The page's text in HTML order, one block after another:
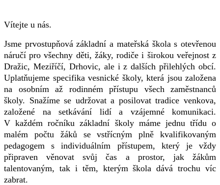
Vítejte u nás.
Jsme prvostupňová základní a mateřská škola s otevřenou
náručí pro všechny děti, žáky, rodiče i širokou veřejnost z
Dražic, Meziříčí, Drhovic, ale i z dalších přilehlých obcí.
Uplatňujeme specifika vesnické školy, která jsou založena
na osobním až rodinném přístupu všech zaměstnanců
školy. Snažíme se udržovat a posilovat tradice venkova,
založené na setkávání lidí a vzájemné komunikaci.
V každém ročníku základní školy máme jednu třídu o
malém počtu žáků se vstřícným plně kvalifikovaným
pedagogem s individuálním přístupem, který je vždy
připraven věnovat svůj čas a prostor, jak žákům
talentovaným, tak i těm, kterým škola dává trochu víc
zabrat.